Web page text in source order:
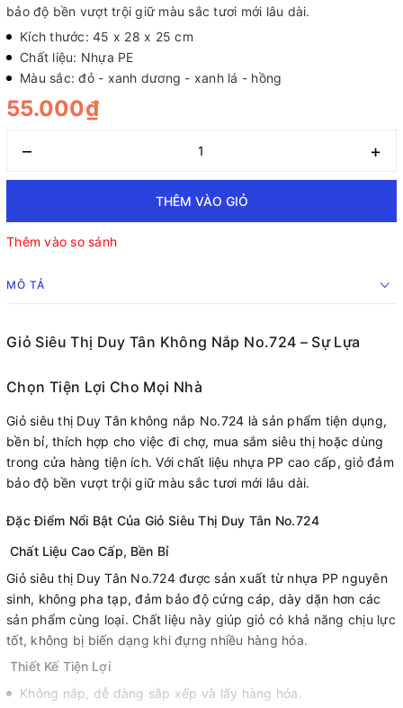
bảo độ bền vượt trội giữ màu sắc tươi mới lâu dài.
Kích thước: 45 x 28 x 25 cm
Chất liệu: Nhựa PE
Màu sắc: đỏ - xanh dương - xanh lá - hồng
55.000₫
– +
THÊM VÀO GIỎ
Thêm vào so sánh
MÔ TẢ
Giỏ Siêu Thị Duy Tân Không Nắp No.724 – Sự Lựa
Chọn Tiện Lợi Cho Mọi Nhà
Giỏ siêu thị Duy Tân không nắp No.724 là sản phẩm tiện dụng,
bền bỉ, thích hợp cho việc đi chợ, mua sắm siêu thị hoặc dùng
trong cửa hàng tiện ích. Với chất liệu nhựa PP cao cấp, giỏ đảm
bảo độ bền vượt trội giữ màu sắc tươi mới lâu dài.
Đặc Điểm Nổi Bật Của Giỏ Siêu Thị Duy Tân No.724
Chất Liệu Cao Cấp, Bền Bỉ
Giỏ siêu thị Duy Tân No.724 được sản xuất từ nhựa PP nguyên
sinh, không pha tạp, đảm bảo độ cứng cáp, dày dặn hơn các
sản phẩm cùng loại. Chất liệu này giúp giỏ có khả năng chịu lực
tốt, không bị biến dạng khi đựng nhiều hàng hóa.
Thiết Kế Tiện Lợi
Không nắp, dễ dàng sắp xếp và lấy hàng hóa.